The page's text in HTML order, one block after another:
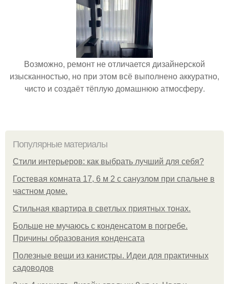
Возможно, ремонт не отличается дизайнерской
изысканностью, но при этом всё выполнено аккуратно,
чисто и создаёт тёплую домашнюю атмосферу.
Популярные материалы
Стили интерьеров: как выбрать лучший для себя?
Гостевая комната 17, 6 м 2 с санузлом при спальне в
частном доме.
Стильная квартира в светлых приятных тонах.
Больше не мучаюсь с конденсатом в погребе.
Причины образования конденсата
Полезные вещи из канистры. Идеи для практичных
садоводов